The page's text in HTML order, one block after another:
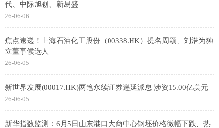
代、中际旭创、新易盛
26-06-06
焦点速递！上海石油化工股份（00338.HK）提名周颖、刘浩为独
立董事候选人
26-06-05
新世界发展(00017.HK)两笔永续证券递延派息 涉资15.00亿美元
26-06-05
新华指数监测：6月5日山东港口大商中心钢坯价格微幅下跌、热